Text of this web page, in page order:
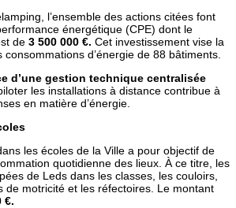
l’ensemble des actions citées font
énergétique (CPE) dont le
de 3 500 000 €. Cet investissement vise la
d’énergie de 88 bâtiments.
d’une gestion technique centralisée
les installations à distance contribue à
en matière d’énergie.
les écoles de la Ville a pour objectif de
quotidienne des lieux. À ce titre, les
de Leds dans les classes, les couloirs,
de motricité et les réfectoires. Le montant
€.